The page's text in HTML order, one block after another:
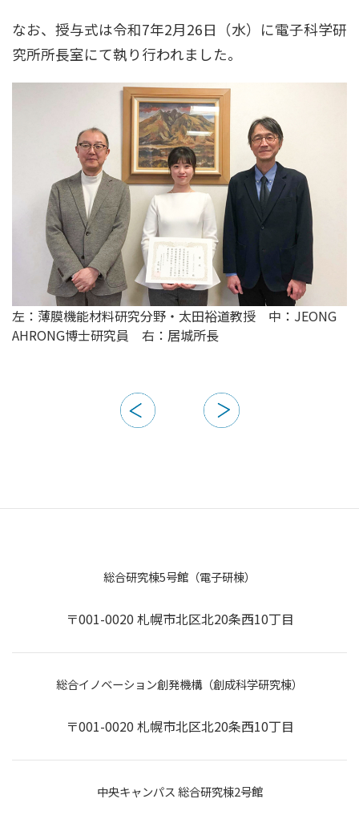
なお、授与式は令和7年2月26日（水）に電子科学研
究所所長室にて執り行われました。
左：薄膜機能材料研究分野・太田裕道教授 中：JEONG
AHRONG博士研究員 右：居城所長
総合研究棟5号館（電子研棟）
〒001-0020 札幌市北区北20条西10丁目
総合イノベーション創発機構（創成科学研究棟）
〒001-0020 札幌市北区北20条西10丁目
中央キャンパス 総合研究棟2号館